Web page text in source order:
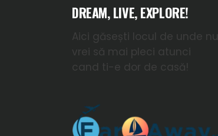
DREAM, LIVE, EXPLORE!
Aici găsești locul de unde nu
vrei să mai pleci atunci
cand ti-e dor de casă!